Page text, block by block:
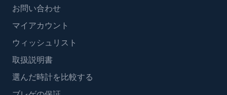
お問い合わせ
マイアカウント
ウィッシュリスト
取扱説明書
選んだ時計を比較する